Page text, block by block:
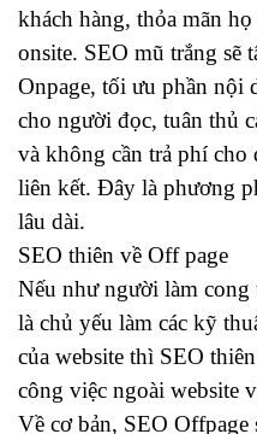
khách hàng, thỏa mãn
onsite. SEO mũ trắng sẽ
Onpage, tối ưu phần nội
cho người đọc, tuân thủ
và không cần trả phí cho
liên kết. Đây là phương
lâu dài.
SEO thiên về Off page
Nếu như người làm cong
là chủ yếu làm các kỹ
của website thì SEO
công việc ngoài
Về cơ bản, SEO